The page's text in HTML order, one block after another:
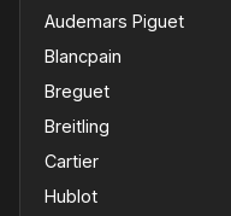
Audemars Piguet
Blancpain
Breguet
Breitling
Cartier
Hublot